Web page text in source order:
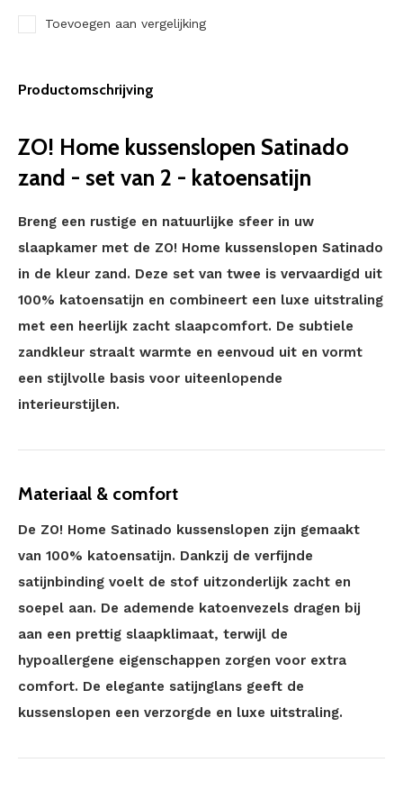
Toevoegen aan vergelijking
Productomschrijving
ZO! Home kussenslopen Satinado
zand - set van 2 - katoensatijn
Breng een rustige en natuurlijke sfeer in uw
slaapkamer met de ZO! Home kussenslopen Satinado
in de kleur zand. Deze set van twee is vervaardigd uit
100% katoensatijn en combineert een luxe uitstraling
met een heerlijk zacht slaapcomfort. De subtiele
zandkleur straalt warmte en eenvoud uit en vormt
een stijlvolle basis voor uiteenlopende
interieurstijlen.
Materiaal & comfort
De ZO! Home Satinado kussenslopen zijn gemaakt
van 100% katoensatijn. Dankzij de verfijnde
satijnbinding voelt de stof uitzonderlijk zacht en
soepel aan. De ademende katoenvezels dragen bij
aan een prettig slaapklimaat, terwijl de
hypoallergene eigenschappen zorgen voor extra
comfort. De elegante satijnglans geeft de
kussenslopen een verzorgde en luxe uitstraling.